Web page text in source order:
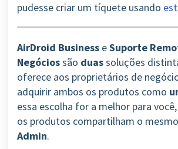
pudesse criar um tíquete usando
AirDroid Business eSuporte
Negóciossão duassoluções
oferece aos proprietários de
adquirir ambos os produtos como
essa escolha for a melhor para
os produtos compartilham o mesmo
Admin.